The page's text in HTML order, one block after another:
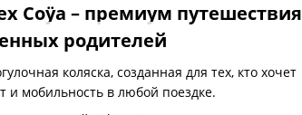
Coÿa – премиум путешествия
родителей
коляска, созданная для тех, кто хочет
и мобильность в любой поездке.